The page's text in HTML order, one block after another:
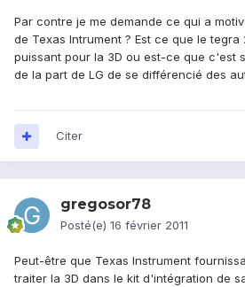
Par contre je me demande ce qui a
de Texas Intrument ? Est ce que le
puissant pour la 3D ou est-ce que c'est
de la part de LG de se différencié des
Citer
gregosor78
Posté(e) 16 février 2011
Peut-être que Texas Instrument
traiter la 3D dans le kit d'intégration de